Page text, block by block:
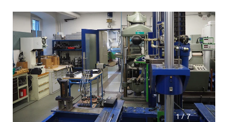
1 / 7